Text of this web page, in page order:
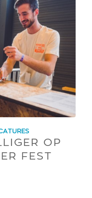
OP
FEST